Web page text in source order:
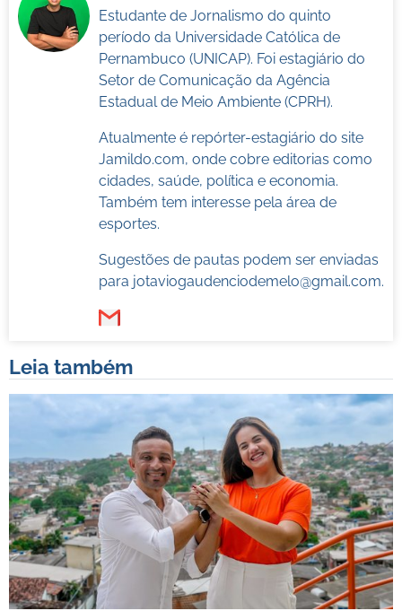
Estudante de Jornalismo do quinto
período da Universidade Católica de
Pernambuco (UNICAP). Foi estagiário do
Setor de Comunicação da Agência
Estadual de Meio Ambiente (CPRH).
Atualmente é repórter-estagiário do site
Jamildo.com, onde cobre editorias como
cidades, saúde, política e economia.
Também tem interesse pela área de
esportes.
Sugestões de pautas podem ser enviadas
para jotaviogaudenciodemelo@gmail.com.
Leia também